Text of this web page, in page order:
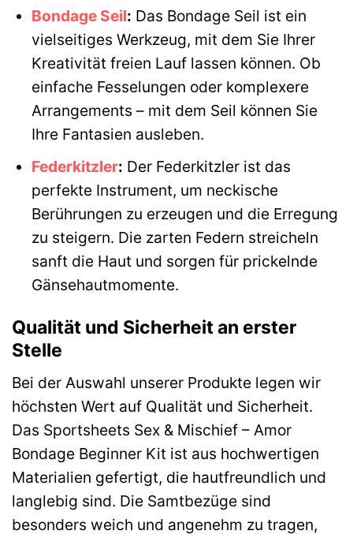
Bondage Seil: Das Bondage Seil ist ein
vielseitiges Werkzeug, mit dem Sie Ihrer
Kreativität freien Lauf lassen können. Ob
einfache Fesselungen oder komplexere
Arrangements – mit dem Seil können Sie
Ihre Fantasien ausleben.
Federkitzler: Der Federkitzler ist das
perfekte Instrument, um neckische
Berührungen zu erzeugen und die Erregung
zu steigern. Die zarten Federn streicheln
sanft die Haut und sorgen für prickelnde
Gänsehautmomente.
Qualität und Sicherheit an erster
Stelle
Bei der Auswahl unserer Produkte legen wir
höchsten Wert auf Qualität und Sicherheit.
Das Sportsheets Sex & Mischief – Amor
Bondage Beginner Kit ist aus hochwertigen
Materialien gefertigt, die hautfreundlich und
langlebig sind. Die Samtbezüge sind
besonders weich und angenehm zu tragen,